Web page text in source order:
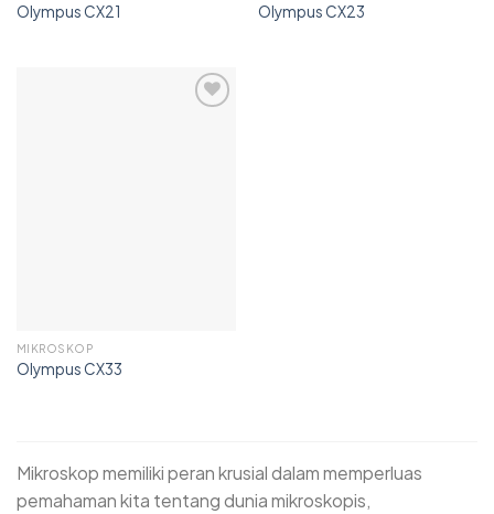
Olympus CX21 Olympus CX23
MIKROSKOP
Olympus CX33
Mikroskop memiliki peran krusial dalam memperluas
pemahaman kita tentang dunia mikroskopis,